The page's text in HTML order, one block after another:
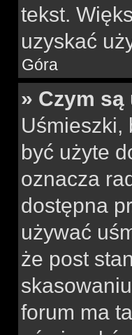
tekst.
uzyskać
Góra
» Czym
Uśmieszki,
być użyte
oznacza
dostępna
używać
że post
forum ma